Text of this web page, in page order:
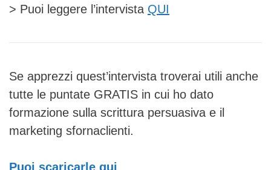
> Puoi leggere l’intervista QUI
Se apprezzi quest’intervista troverai utili anche
tutte le puntate GRATIS in cui ho dato
formazione sulla scrittura persuasiva e il
marketing sfornaclienti.
Puoi scaricarle qui